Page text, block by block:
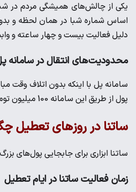
یکی از چالش‌های همیشگی مردم در
دلیل فعالیت بیست و چهار ساعته و
محدودیت‌های انتقال در سامانه
پول از طریق این سامانه 100 میلیون تومان در هر شبانه‌روز تعیین شده است.
ساتنا در روز‌های تعطیل
ساتنا ابزاری برای جابجایی پول‌های
زمان فعالیت ساتنا در ایام تعطیل